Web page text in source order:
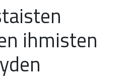
ihmisten